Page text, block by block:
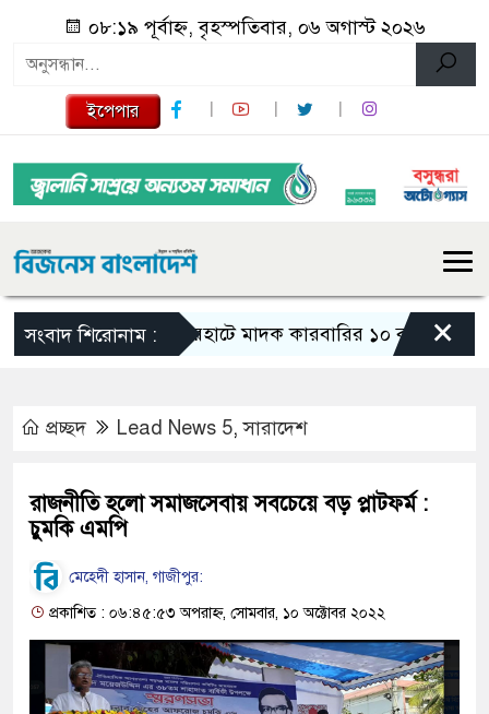
০৮:১৯ পূর্বাহ্ন, বৃহস্পতিবার, ০৬ অগাস্ট ২০২৬
ইপেপার
সংবাদ শিরোনাম :
লালমনিরহাটে মাদক কারবারির ১০ বছর সশ্রম কারাদণ্ড
×
প্রচ্ছদ Lead News 5,সারাদেশ
রাজনীতি হলো সমাজসেবায় সবচেয়ে বড় প্লাটফর্ম :
চুমকি এমপি
মেহেদী হাসান, গাজীপুর:
প্রকাশিত : ০৬:৪৫:৫৩ অপরাহ্ন, সোমবার, ১০ অক্টোবর ২০২২